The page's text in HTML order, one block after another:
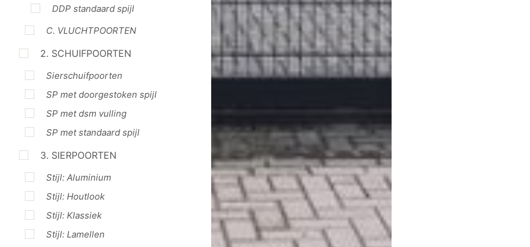
DDP standaard spijl
C. VLUCHTPOORTEN
2. SCHUIFPOORTEN
Sierschuifpoorten
SP met doorgestoken spijl
SP met dsm vulling
SP met standaard spijl
3. SIERPOORTEN
Stijl: Aluminium
Stijl: Houtlook
Stijl: Klassiek
Stijl: Lamellen